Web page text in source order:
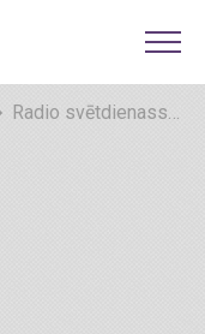
Radio svētdienasskola